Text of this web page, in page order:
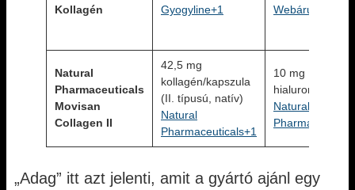
Kollagén
Gyogyline+1
Natural
Pharmaceuticals
Movisan
Collagen II
42,5 mg
kollagén/kapszula
(II. típusú, natív)
Natural
Pharmaceuticals+1
10 mg
hialuronsav/
Natural
„Adag” itt azt jelenti, amit a gyártó ajánl egy